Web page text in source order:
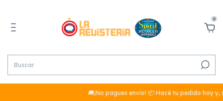
0
🚚¡No pagues envío! 📦 Hacé tu pedido hoy